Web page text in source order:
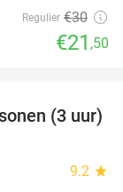
Regulier €30
€21 ,50
31%
(3 uur)
9.2 star